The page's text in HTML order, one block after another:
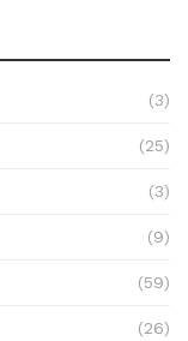
(3)
(25)
(3)
(9)
(59)
(26)